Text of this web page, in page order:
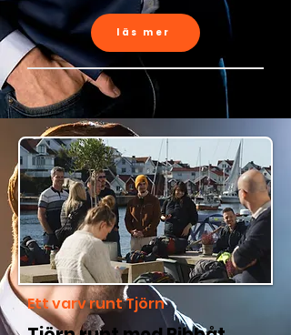
läs mer
Ett varv runt Tjörn